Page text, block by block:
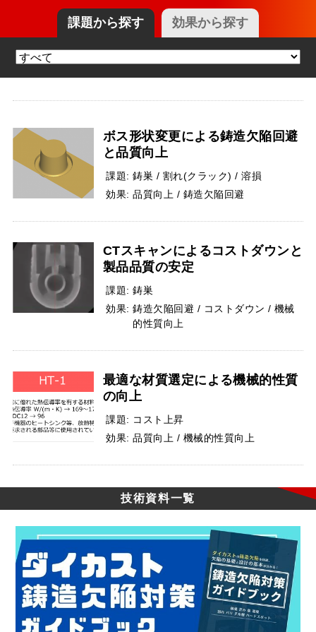
課題から探す 効果から探す
ボス形状変更による鋳造欠陥回避
と品質向上
課題: 鋳巣 / 割れ(クラック) / 溶損
効果: 品質向上 / 鋳造欠陥回避
CTスキャンによるコストダウンと
製品品質の安定
課題: 鋳巣
効果: 鋳造欠陥回避 / コストダウン / 機械
的性質向上
最適な材質選定による機械的性質
の向上
課題: コスト上昇
効果: 品質向上 / 機械的性質向上
技術資料一覧